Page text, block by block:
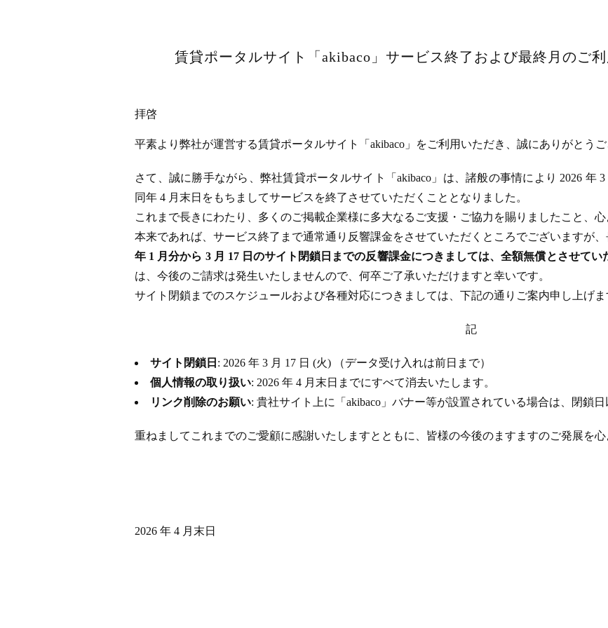
賃貸ポータルサイト「akibaco」サービス終了および最終月のご
拝啓
平素より弊社が運営する賃貸ポータルサイト「akibaco」をご利用いただき、誠にありがとうご
さて、誠に勝手ながら、弊社賃貸ポータルサイト「akibaco」は、諸般の事情により 2026 年
同年 4 月末日をもちましてサービスを終了させていただくこととなりました。
これまで長きにわたり、多くのご掲載企業様に多大なるご支援・ご協力を賜りましたこと、心
本来であれば、サービス終了まで通常通り反響課金をさせていただくところでございますが
年 1 月分から 3 月 17 日のサイト閉鎖日までの反響課金につきましては、全額無償とさせてい
は、今後のご請求は発生いたしませんので、何卒ご了承いただけますと幸いです。
サイト閉鎖までのスケジュールおよび各種対応につきましては、下記の通りご案内申し上げま
記
サイト閉鎖日 : 2026 年 3 月 17 日 (火) （データ受け入れは前日まで）
個人情報の取り扱い: 2026 年 4 月末日までにすべて消去いたします。
リンク削除のお願い: 貴社サイト上に「akibaco」バナー等が設置されている場合は、閉鎖
重ねましてこれまでのご愛顧に感謝いたしますとともに、皆様の今後のますますのご発展を心
2026 年 4 月末日